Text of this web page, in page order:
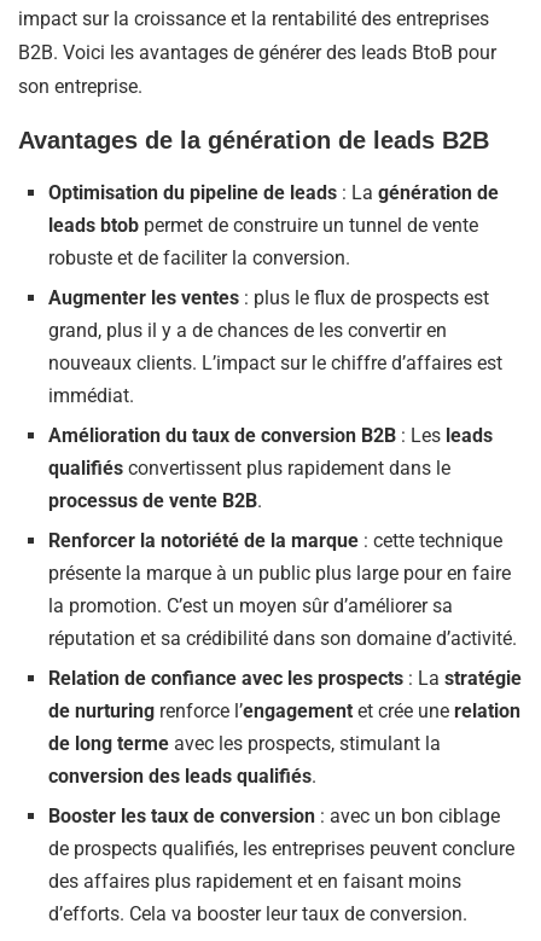
impact sur la croissance et la rentabilité des entreprises
B2B. Voici les avantages de générer des leads BtoB pour
son entreprise.
Avantages de la génération de leads B2B
Optimisation du pipeline de leads : La génération de
leads btob permet de construire un tunnel de vente
robuste et de faciliter la conversion.
Augmenter les ventes : plus le flux de prospects est
grand, plus il y a de chances de les convertir en
nouveaux clients. L’impact sur le chiffre d’affaires est
immédiat.
Amélioration du taux de conversion B2B : Les leads
qualifiés convertissent plus rapidement dans le
processus de vente B2B.
Renforcer la notoriété de la marque : cette technique
présente la marque à un public plus large pour en faire
la promotion. C’est un moyen sûr d’améliorer sa
réputation et sa crédibilité dans son domaine d’activité.
Relation de confiance avec les prospects : La stratégie
de nurturing renforce l’engagement et crée une relation
de long terme avec les prospects, stimulant la
conversion des leads qualifiés.
Booster les taux de conversion : avec un bon ciblage
de prospects qualifiés, les entreprises peuvent conclure
des affaires plus rapidement et en faisant moins
d’efforts. Cela va booster leur taux de conversion.